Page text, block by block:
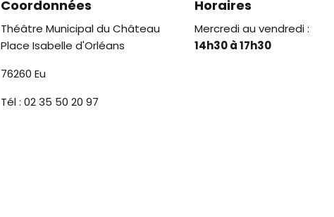
Coordonnées
Théâtre Municipal du Château
Place Isabelle d'Orléans
76260 Eu
Tél : 02 35 50 20 97
Horaires
Mercredi au vendredi :
14h30 à 17h30